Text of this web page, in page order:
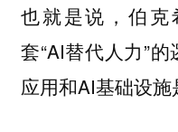
也就是说，伯
套“AI替代人力”
应用和AI基础设施